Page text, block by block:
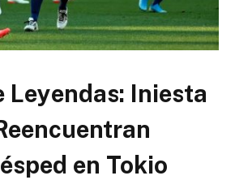
Leyendas: Iniesta
en Tokio